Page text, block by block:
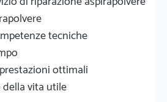
tecniche
ottimali
vita utile